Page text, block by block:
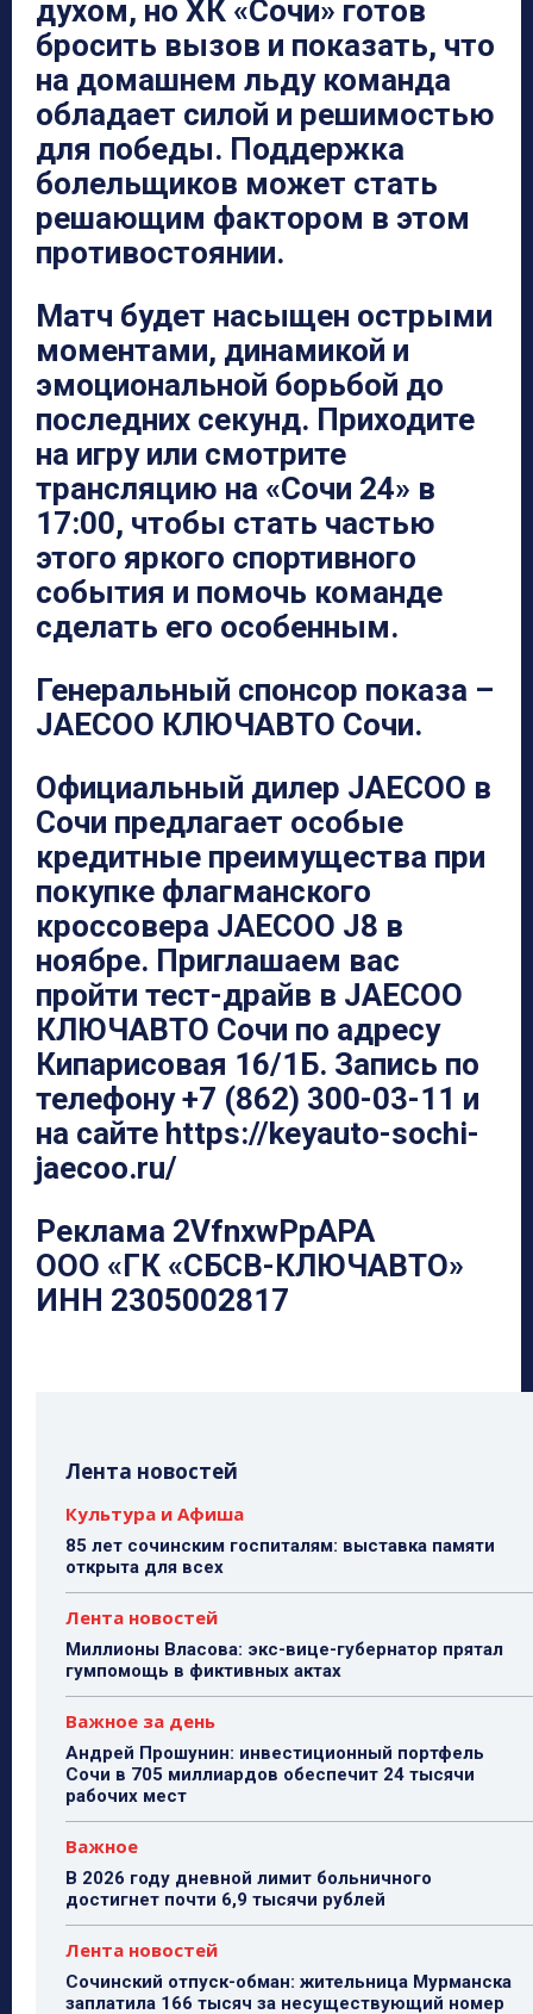
духом, но ХК «Сочи» готов
бросить вызов и показать, что
на домашнем льду команда
обладает силой и решимостью
для победы. Поддержка
болельщиков может стать
решающим фактором в этом
противостоянии.
Матч будет насыщен острыми
моментами, динамикой и
эмоциональной борьбой до
последних секунд. Приходите
на игру или смотрите
трансляцию на «Сочи 24» в
17:00, чтобы стать частью
этого яркого спортивного
события и помочь команде
сделать его особенным.
Генеральный спонсор показа –
JAECOO КЛЮЧАВТО Сочи.
Официальный дилер JAECOO в
Сочи предлагает особые
кредитные преимущества при
покупке флагманского
кроссовера JAECOO J8 в
ноябре. Приглашаем вас
пройти тест-драйв в JAECOO
КЛЮЧАВТО Сочи по адресу
Кипарисовая 16/1Б. Запись по
телефону +7 (862) 300-03-11 и
на сайте https://keyauto-sochi-
jaecoo.ru/
Реклама 2VfnxwPpAPA
ООО «ГК «СБСВ-КЛЮЧАВТО»
ИНН 2305002817
Лента новостей
Культура и Афиша
85 лет сочинским госпиталям: выставка памяти
открыта для всех
Лента новостей
Миллионы Власова: экс-вице-губернатор прятал
гумпомощь в фиктивных актах
Важное за день
Андрей Прошунин: инвестиционный портфель
Сочи в 705 миллиардов обеспечит 24 тысячи
рабочих мест
Важное
В 2026 году дневной лимит больничного
достигнет почти 6,9 тысячи рублей
Лента новостей
Сочинский отпуск-обман: жительница Мурманска
заплатила 166 тысяч за несуществующий номер